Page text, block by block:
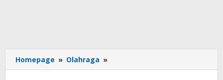
Homepage » Olahraga »
ASN